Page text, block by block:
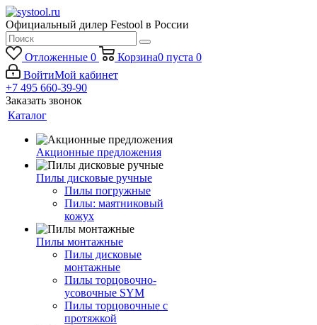
Официальный дилер Festool в России
Отложенные 0 Корзина0 пуста 0
ВойтиМой кабинет
+7 495 660-39-90
Заказать звонок
Каталог
Акционные предложения
Пилы дисковые ручные
Пилы погружные
Пилы: маятниковый
кожух
Пилы монтажные
Пилы дисковые
монтажные
Пилы торцовочно-
усовочные SYM
Пилы торцовочные с
протяжкой